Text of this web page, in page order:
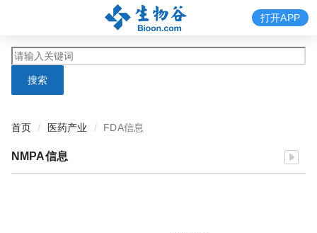
搜索
打开APP
首页 医药产业 FDA信息
NMPA信息